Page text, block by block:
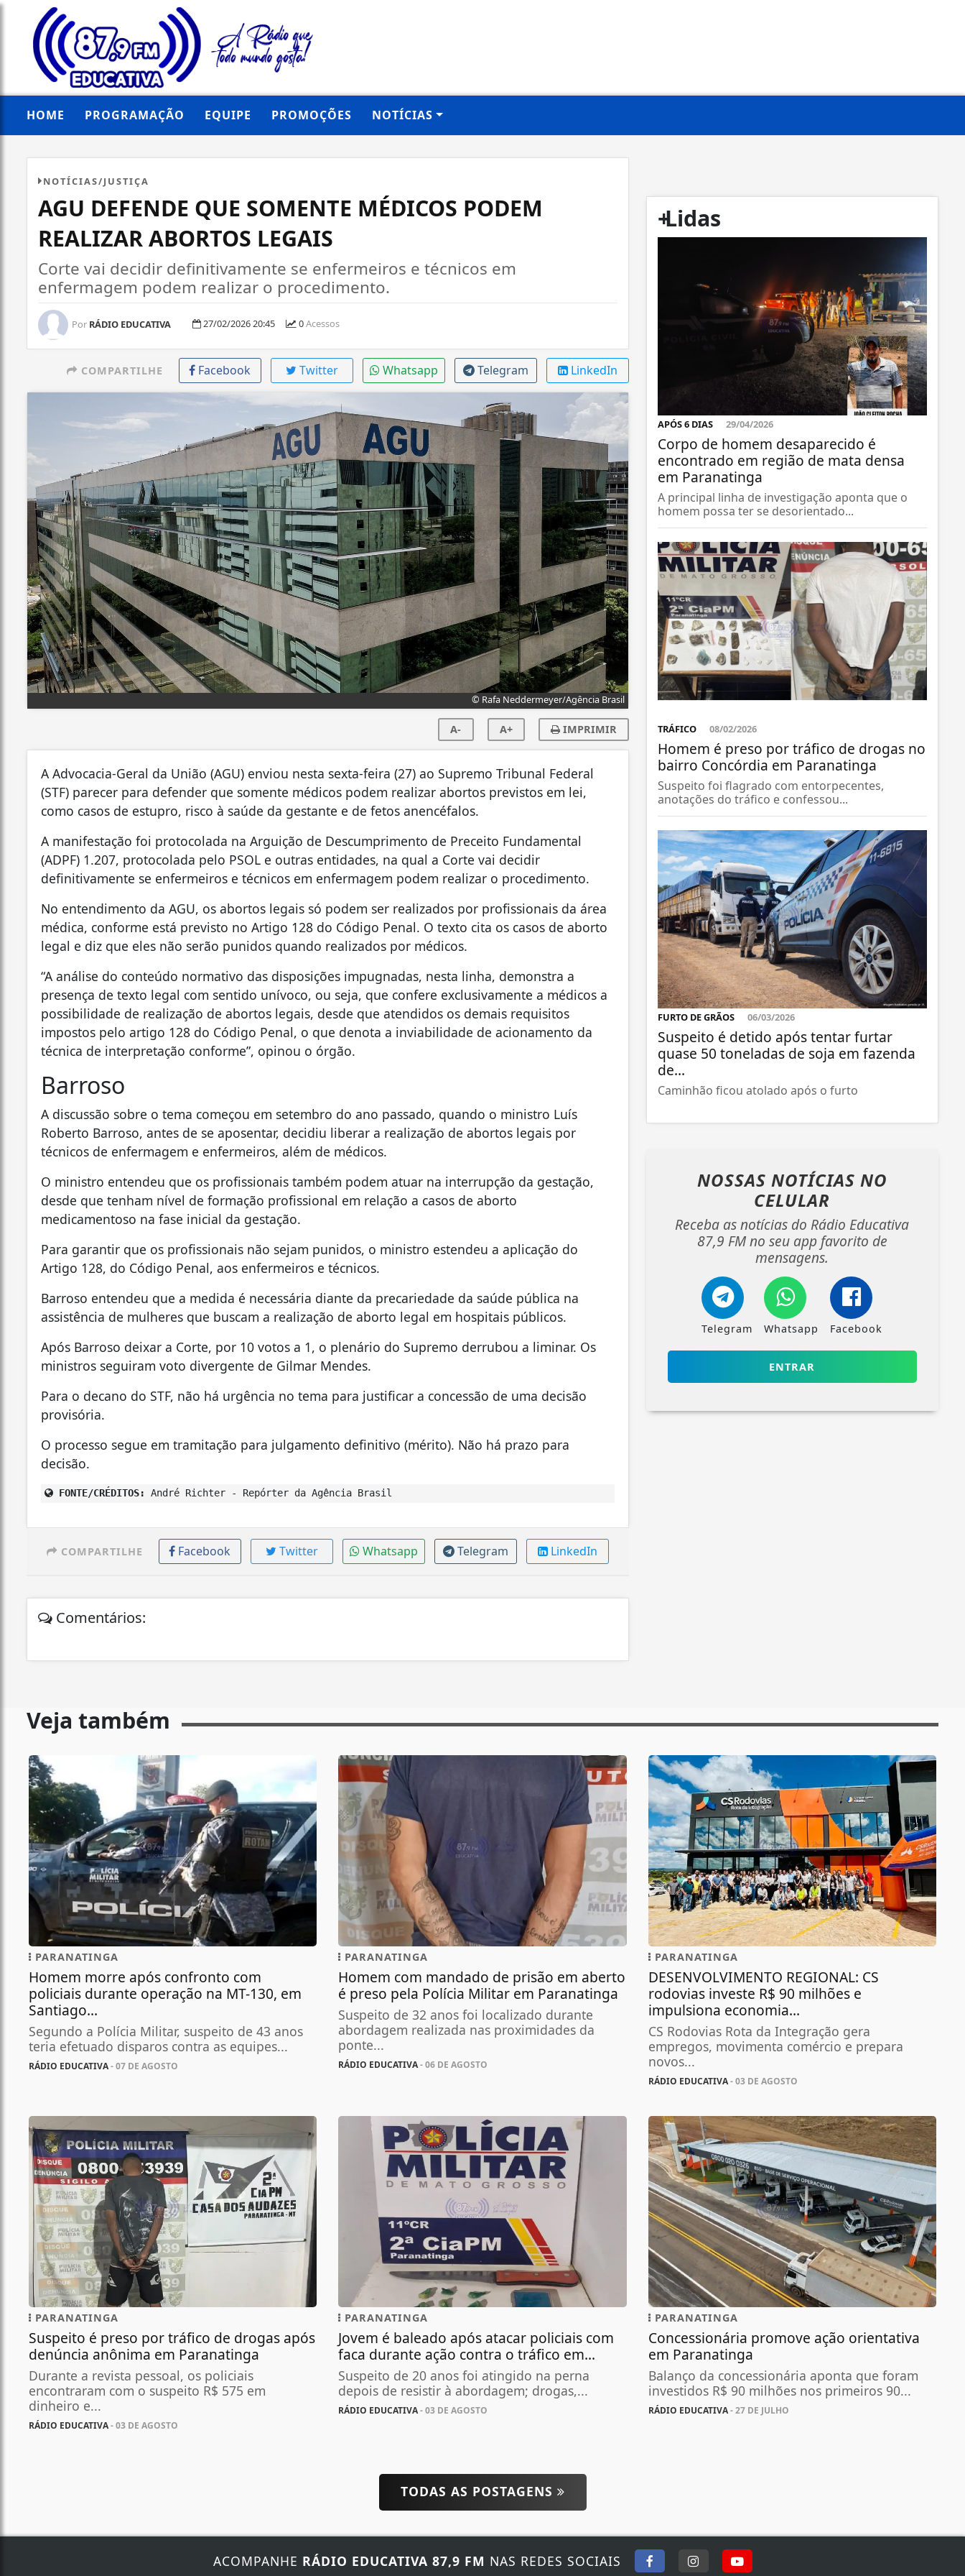
HOME PROGRAMAÇÃO EQUIPE PROMOÇÕES NOTÍCIAS
NOTÍCIAS/JUSTIÇA
AGU DEFENDE QUE SOMENTE MÉDICOS PODEM
REALIZAR ABORTOS LEGAIS
Corte vai decidir definitivamente se enfermeiros e técnicos em
enfermagem podem realizar o procedimento.
Por RÁDIO EDUCATIVA 27/02/2026 20:45 0Acessos
COMPARTILHE Facebook Twitter Whatsapp Telegram LinkedIn
© Rafa Neddermeyer/Agência Brasil
A- A+ IMPRIMIR
A Advocacia-Geral da União (AGU) enviou nesta sexta-feira (27) ao Supremo Tribunal Federal
(STF) parecer para defender que somente médicos podem realizar abortos previstos em lei,
como casos de estupro, risco à saúde da gestante e de fetos anencéfalos.
A manifestação foi protocolada na Arguição de Descumprimento de Preceito Fundamental
(ADPF) 1.207, protocolada pelo PSOL e outras entidades, na qual a Corte vai decidir
definitivamente se enfermeiros e técnicos em enfermagem podem realizar o procedimento.
No entendimento da AGU, os abortos legais só podem ser realizados por profissionais da área
médica, conforme está previsto no Artigo 128 do Código Penal. O texto cita os casos de aborto
legal e diz que eles não serão punidos quando realizados por médicos.
“A análise do conteúdo normativo das disposições impugnadas, nesta linha, demonstra a
presença de texto legal com sentido unívoco, ou seja, que confere exclusivamente a médicos a
possibilidade de realização de abortos legais, desde que atendidos os demais requisitos
impostos pelo artigo 128 do Código Penal, o que denota a inviabilidade de acionamento da
técnica de interpretação conforme”, opinou o órgão.
Barroso
A discussão sobre o tema começou em setembro do ano passado, quando o ministro Luís
Roberto Barroso, antes de se aposentar, decidiu liberar a realização de abortos legais por
técnicos de enfermagem e enfermeiros, além de médicos.
O ministro entendeu que os profissionais também podem atuar na interrupção da gestação,
desde que tenham nível de formação profissional em relação a casos de aborto
medicamentoso na fase inicial da gestação.
Para garantir que os profissionais não sejam punidos, o ministro estendeu a aplicação do
Artigo 128, do Código Penal, aos enfermeiros e técnicos.
Barroso entendeu que a medida é necessária diante da precariedade da saúde pública na
assistência de mulheres que buscam a realização de aborto legal em hospitais públicos.
Após Barroso deixar a Corte, por 10 votos a 1, o plenário do Supremo derrubou a liminar. Os
ministros seguiram voto divergente de Gilmar Mendes.
Para o decano do STF, não há urgência no tema para justificar a concessão de uma decisão
provisória.
O processo segue em tramitação para julgamento definitivo (mérito). Não há prazo para
decisão.
FONTE/CRÉDITOS: André Richter - Repórter da Agência Brasil
COMPARTILHE Facebook Twitter Whatsapp Telegram LinkedIn
Comentários:
+
Lidas
APÓS 6 DIAS 29/04/2026
Corpo de homem desaparecido é
encontrado em região de mata densa
em Paranatinga
A principal linha de investigação aponta que o
homem possa ter se desorientado...
TRÁFICO 08/02/2026
Homem é preso por tráfico de drogas no
bairro Concórdia em Paranatinga
Suspeito foi flagrado com entorpecentes,
anotações do tráfico e confessou...
FURTO DE GRÃOS 06/03/2026
Suspeito é detido após tentar furtar
quase 50 toneladas de soja em fazenda
de...
Caminhão ficou atolado após o furto
NOSSAS NOTÍCIAS NO
CELULAR
Receba as notícias do Rádio Educativa
87,9 FM no seu app favorito de
mensagens.
Telegram Whatsapp Facebook
ENTRAR
Veja também
PARANATINGA
Homem morre após confronto com
policiais durante operação na MT-130, em
Santiago...
Segundo a Polícia Militar, suspeito de 43 anos
teria efetuado disparos contra as equipes...
RÁDIO EDUCATIVA- 07 DE AGOSTO
PARANATINGA
Homem com mandado de prisão em aberto
é preso pela Polícia Militar em Paranatinga
Suspeito de 32 anos foi localizado durante
abordagem realizada nas proximidades da
ponte...
RÁDIO EDUCATIVA- 06 DE AGOSTO
PARANATINGA
DESENVOLVIMENTO REGIONAL: CS
rodovias investe R$ 90 milhões e
impulsiona economia...
CS Rodovias Rota da Integração gera
empregos, movimenta comércio e prepara
novos...
RÁDIO EDUCATIVA- 03 DE AGOSTO
PARANATINGA
Suspeito é preso por tráfico de drogas após
denúncia anônima em Paranatinga
Durante a revista pessoal, os policiais
encontraram com o suspeito R$ 575 em
dinheiro e...
RÁDIO EDUCATIVA- 03 DE AGOSTO
PARANATINGA
Jovem é baleado após atacar policiais com
faca durante ação contra o tráfico em...
Suspeito de 20 anos foi atingido na perna
depois de resistir à abordagem; drogas,...
RÁDIO EDUCATIVA- 03 DE AGOSTO
PARANATINGA
Concessionária promove ação orientativa
em Paranatinga
Balanço da concessionária aponta que foram
investidos R$ 90 milhões nos primeiros 90...
RÁDIO EDUCATIVA- 27 DE JULHO
TODAS AS POSTAGENS
ACOMPANHE RÁDIO EDUCATIVA 87,9 FM NAS REDES SOCIAIS